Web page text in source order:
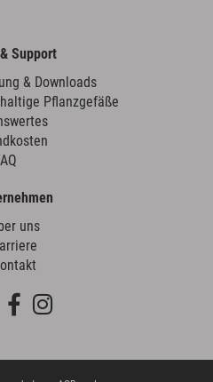
Support
& Downloads
Pflanzgefäße
uns